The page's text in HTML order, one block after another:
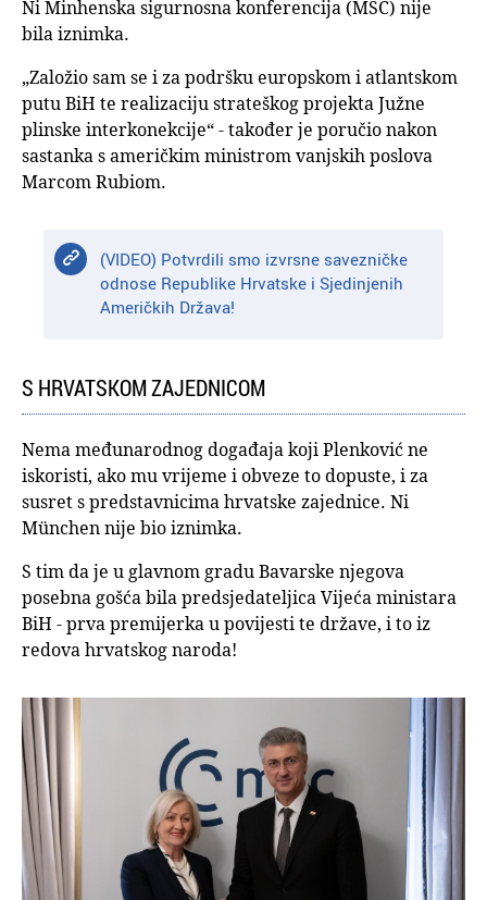
Ni Minhenska sigurnosna konferencija (MSC) nije
bila iznimka.
„Založio sam se i za podršku europskom i atlantskom
putu BiH te realizaciju strateškog projekta Južne
plinske interkonekcije“ - također je poručio nakon
sastanka s američkim ministrom vanjskih poslova
Marcom Rubiom.
(VIDEO) Potvrdili smo izvrsne savezničke
odnose Republike Hrvatske i Sjedinjenih
Američkih Država!
S HRVATSKOM ZAJEDNICOM
Nema međunarodnog događaja koji Plenković ne
iskoristi, ako mu vrijeme i obveze to dopuste, i za
susret s predstavnicima hrvatske zajednice. Ni
München nije bio iznimka.
S tim da je u glavnom gradu Bavarske njegova
posebna gošća bila predsjedateljica Vijeća ministara
BiH - prva premijerka u povijesti te države, i to iz
redova hrvatskog naroda!